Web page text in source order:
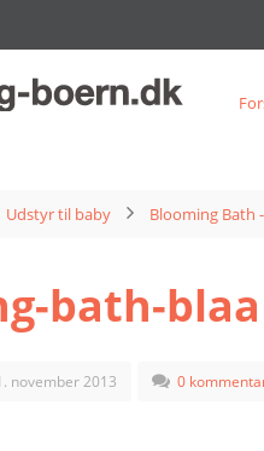
Udstyr til baby Blooming Bath
bath-blaa
november 2013 0